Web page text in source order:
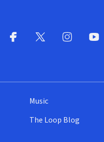
Music
The Loop Blog